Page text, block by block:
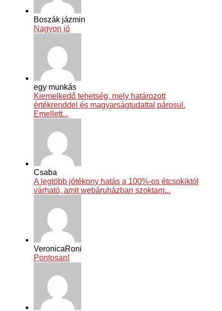
Boszák jázmin
Nagyon jó
egy munkás
Kiemelkedő tehetség, mely határozott
értékrenddel és magyarságtudattal párosul.
Emellett...
Csaba
A legtöbb jótékony hatás a 100%-os étcsokiktól
várható, amit webáruházban szoktam...
VeronicaRoni
Pontosan!